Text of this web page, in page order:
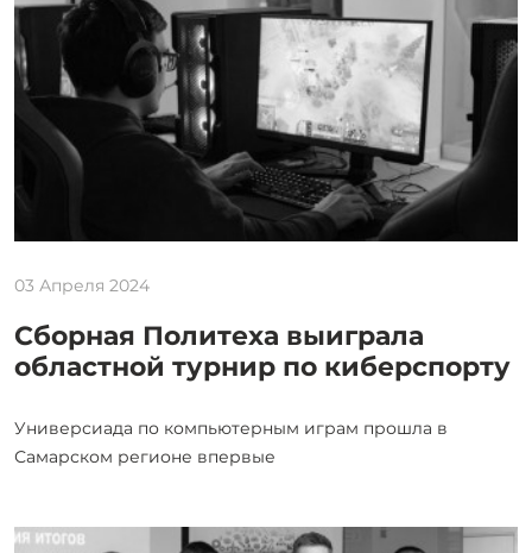
03 Апреля 2024
Сборная Политеха выиграла
областной турнир по киберспорту
Универсиада по компьютерным играм прошла в
Самарском регионе впервые